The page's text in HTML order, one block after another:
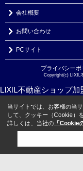
会社概要
お問い合わせ
PCサイト
プライバシーポ
Copyright(c) LIXIL
LIXIL不動産ショップ加
当サイトでは、お客様の当
して、クッキー（Cookie）
詳しくは、当社の 「Cookie